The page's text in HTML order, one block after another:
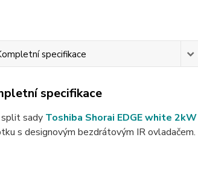
specifikace
specifikace
split sady Toshiba Shorai EDGE white 2kW
s designovým bezdrátovým IR ovladačem.